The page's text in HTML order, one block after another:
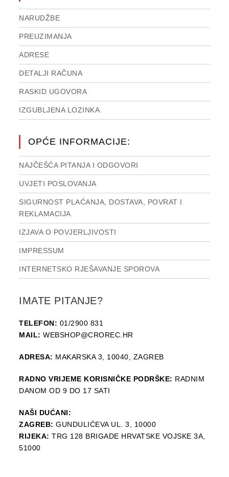
NARUDŽBE
PREUZIMANJA
ADRESE
DETALJI RAČUNA
RASKID UGOVORA
IZGUBLJENA LOZINKA
OPĆE INFORMACIJE:
NAJČEŠĆA PITANJA I ODGOVORI
UVJETI POSLOVANJA
SIGURNOST PLAĆANJA, DOSTAVA, POVRAT I
REKLAMACIJA
IZJAVA O POVJERLJIVOSTI
IMPRESSUM
INTERNETSKO RJEŠAVANJE SPOROVA
IMATE PITANJE?
TELEFON: 01/2900 831
MAIL: WEBSHOP@CROREC.HR
ADRESA: MAKARSKA 3, 10040, ZAGREB
RADNO VRIJEME KORISNIČKE PODRŠKE: RADNIM
DANOM OD 9 DO 17 SATI
NAŠI DUĆANI:
ZAGREB: GUNDULIĆEVA UL. 3, 10000
RIJEKA: TRG 128 BRIGADE HRVATSKE VOJSKE 3A,
51000